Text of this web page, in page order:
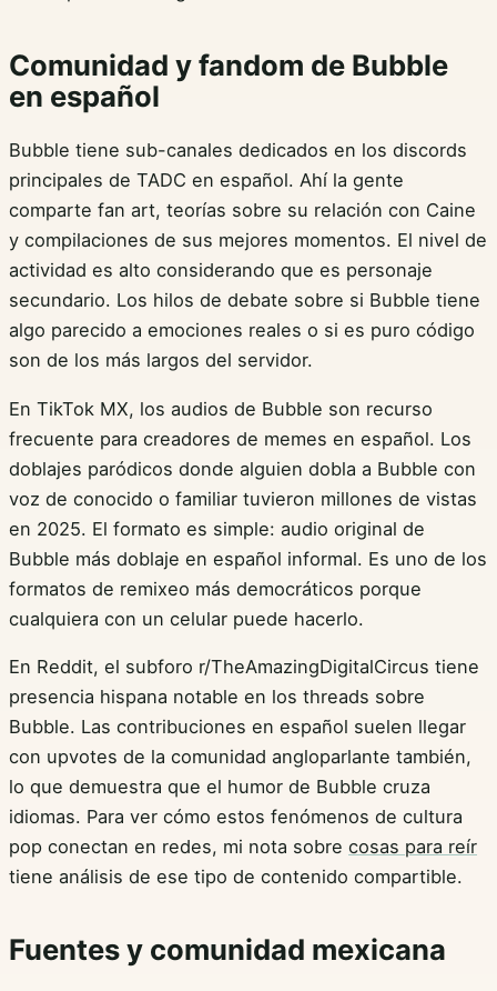
Comunidad y fandom de Bubble
en español
Bubble tiene sub-canales dedicados en los discords
principales de TADC en español. Ahí la gente
comparte fan art, teorías sobre su relación con Caine
y compilaciones de sus mejores momentos. El nivel de
actividad es alto considerando que es personaje
secundario. Los hilos de debate sobre si Bubble tiene
algo parecido a emociones reales o si es puro código
son de los más largos del servidor.
En TikTok MX, los audios de Bubble son recurso
frecuente para creadores de memes en español. Los
doblajes paródicos donde alguien dobla a Bubble con
voz de conocido o familiar tuvieron millones de vistas
en 2025. El formato es simple: audio original de
Bubble más doblaje en español informal. Es uno de los
formatos de remixeo más democráticos porque
cualquiera con un celular puede hacerlo.
En Reddit, el subforo r/TheAmazingDigitalCircus tiene
presencia hispana notable en los threads sobre
Bubble. Las contribuciones en español suelen llegar
con upvotes de la comunidad angloparlante también,
lo que demuestra que el humor de Bubble cruza
idiomas. Para ver cómo estos fenómenos de cultura
pop conectan en redes, mi nota sobre cosas para reír
tiene análisis de ese tipo de contenido compartible.
Fuentes y comunidad mexicana